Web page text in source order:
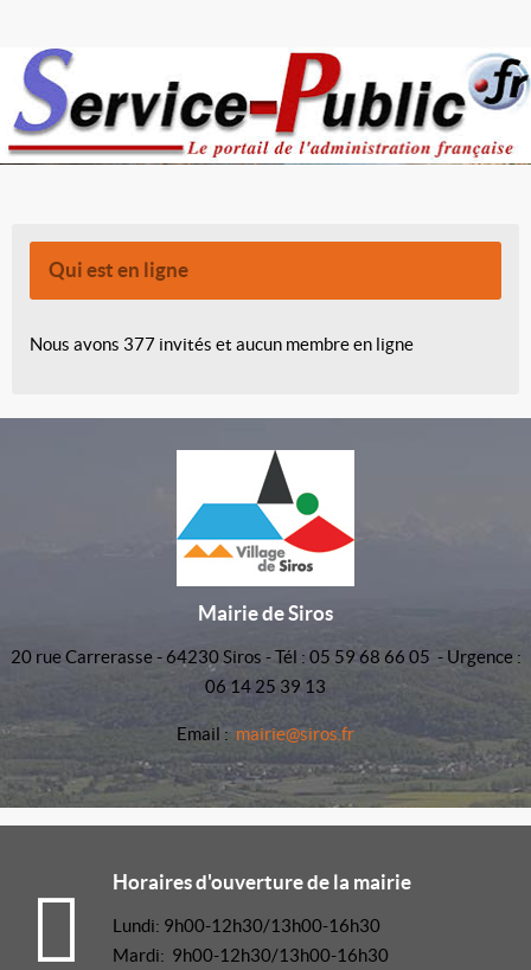
Qui est en ligne
Nous avons 377 invités et aucun membre en ligne
Mairie de Siros
20 rue Carrerasse - 64230 Siros - Tél : 05 59 68 66 05 - Urgence :
06 14 25 39 13
Email : mairie@siros.fr
Horaires d'ouverture de la mairie
Lundi: 9h00-12h30/13h00-16h30
Mardi: 9h00-12h30/13h00-16h30